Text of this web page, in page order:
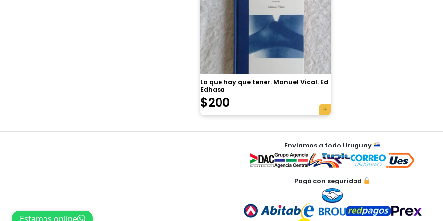
Lo que hay que tener. Manuel Vidal. Ed
Edhasa
$200
Navegación
Enviamos a todo Uruguay
Pagá con seguridad
Estamos online